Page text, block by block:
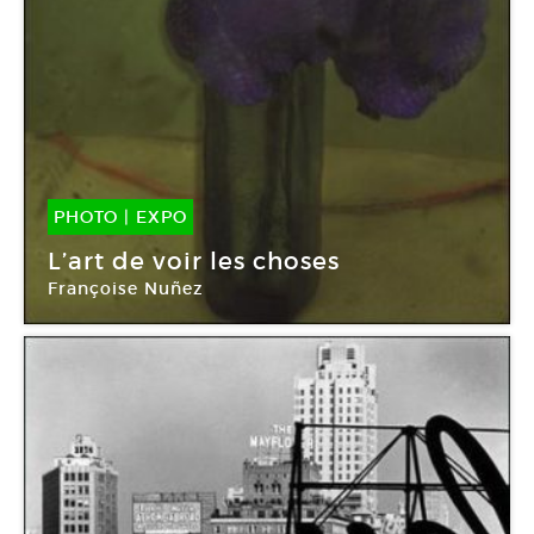
PHOTO | EXPO
01 Mar -14 Avr 2012
L’art de voir les choses
Françoise Nuñez
Galerie Camera Obscura